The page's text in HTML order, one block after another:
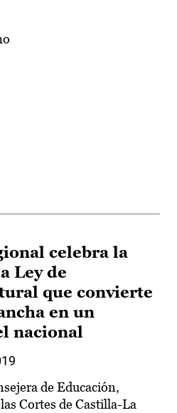
celebra la
Ley de
que convierte
en un
nacional
de Educación,
Cortes de Castilla-La